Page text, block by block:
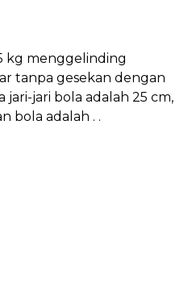
kg menggelinding
tanpa gesekan dengan
jari-jari bola adalah 25 cm,
bola adalah . .